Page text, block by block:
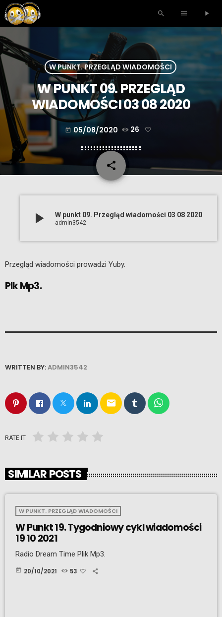
search menu play_arrow
W PUNKT. PRZEGLĄD WIADOMOŚCI
W PUNKT 09. PRZEGLĄD
WIADOMOŚCI 03 08 2020
today 05/08/2020 26
share
email
play_arrow W punkt 09. Przegląd wiadomości 03 08 2020
admin3542
Przegląd wiadomości prowadzi Yuby.
Plk Mp3.
WRITTEN BY:ADMIN3542
email
RATE IT
SIMILAR POSTS
W PUNKT. PRZEGLĄD WIADOMOŚCI
W Punkt 19. Tygodniowy cykl wiadomości
19 10 2021
Radio Dream Time Plik Mp3.
today 20/10/2021 53